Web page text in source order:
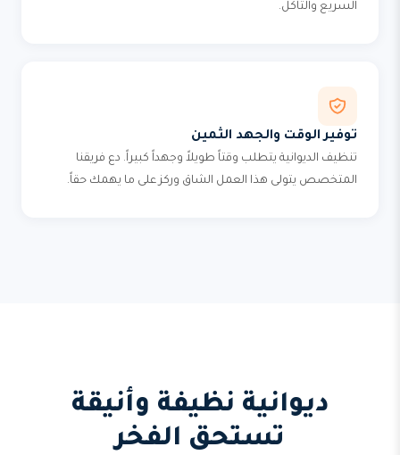
السريع والتآكل.
توفير الوقت والجهد الثمين
تنظيف الديوانية يتطلب وقتاً طويلاً وجهداً كبيراً. دع فريقنا
المتخصص يتولى هذا العمل الشاق وركز على ما يهمك حقاً.
ديوانية نظيفة وأنيقة
تستحق الفخر